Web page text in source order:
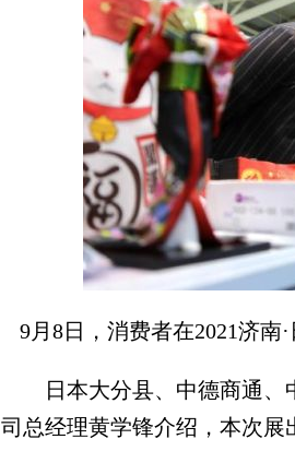
9月8日，消费者在2021济
日本大分县、中德商通、
司总经理黄学锋介绍，本次